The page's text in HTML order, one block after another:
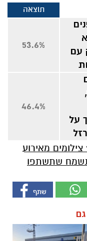
תוצאה
עם
53.6%
על
46.4%
מאירוע
שתשתפו
גם